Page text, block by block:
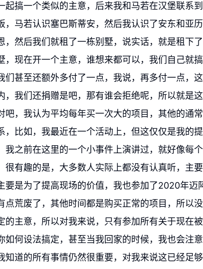
起搞一个类似的主意，后来我和马若在汉堡联系
，马若认识塞巴斯蒂安，然后我认识了安东和亚
，然后我们就租了一栋别墅，说实话，就是租下
，现在开一个主意，谁想来都可以，我们自己就
们甚至还额外多付了一点，我说，再多付一点，
，我们还捐赠是吧，那有谁会拒绝呢，所以就是
吧，我认为平均每年买一次大的项目，其他的通
比如，我最近在一个活动上，但这仅仅是我的提
我之前在这里的一个小事件上演讲过，就好像每
很有趣的是，大多数人实际上都没有认真听，主
要是为了提高现场的价值，我也参加了2020年迈
点荒废了，其他时间都是购买正常的项目，所以
的主意，所以对我来说，只有参加所有关于现在
何设法搞定，甚至当我回家的时候，我也会注意
道的所有事情仍然很重要，对我来说这已经足够